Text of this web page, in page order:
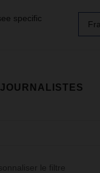
specific
JOURNALISTES
le filtre